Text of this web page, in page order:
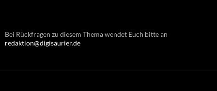
Bei Rückfragen zu diesem Thema wendet Euch bitte an
redaktion@digisaurier.de